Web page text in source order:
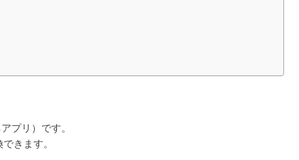
プリ）です。
きます。